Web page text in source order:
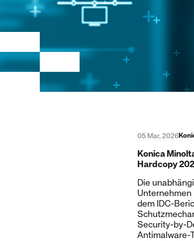
05 Mar, 2026
Konica
Hardcopy
Die
dem IDC-
Security-by-
Antimalware-